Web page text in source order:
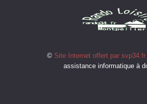
© Site Internet offert par svp34.fr
assistance informatique à